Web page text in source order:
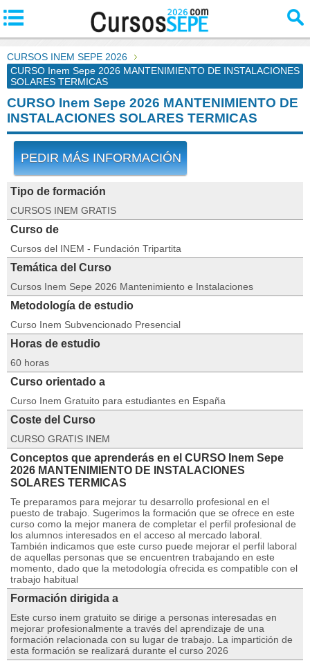
CURSOS INEM SEPE 2026
CURSO Inem Sepe 2026 MANTENIMIENTO DE INSTALACIONES
SOLARES TERMICAS
CURSO Inem Sepe 2026 MANTENIMIENTO DE
INSTALACIONES SOLARES TERMICAS
PEDIR MÁS INFORMACIÓN
Tipo de formación
CURSOS INEM GRATIS
Curso de
Cursos del INEM - Fundación Tripartita
Temática del Curso
Cursos Inem Sepe 2026 Mantenimiento e Instalaciones
Metodología de estudio
Curso Inem Subvencionado Presencial
Horas de estudio
60 horas
Curso orientado a
Curso Inem Gratuito para estudiantes en España
Coste del Curso
CURSO GRATIS INEM
Conceptos que aprenderás en el CURSO Inem Sepe
2026 MANTENIMIENTO DE INSTALACIONES
SOLARES TERMICAS
Te preparamos para mejorar tu desarrollo profesional en el
puesto de trabajo. Sugerimos la formación que se ofrece en este
curso como la mejor manera de completar el perfil profesional de
los alumnos interesados en el acceso al mercado laboral.
También indicamos que este curso puede mejorar el perfil laboral
de aquellas personas que se encuentren trabajando en este
momento, dado que la metodología ofrecida es compatible con el
trabajo habitual
Formación dirigida a
Este curso inem gratuito se dirige a personas interesadas en
mejorar profesionalmente a través del aprendizaje de una
formación relacionada con su lugar de trabajo. La impartición de
esta formación se realizará durante el curso 2026